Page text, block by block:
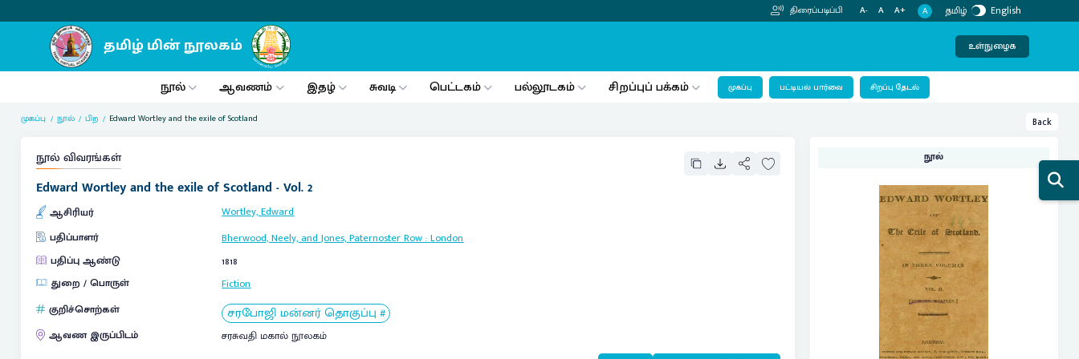
திரைப்படிப்பி A- A A+ A தமிழ் English
உள்நுழைக
நூல் ஆவணம் இதழ் சுவடி பெட்டகம் பல்லூடகம் சிறப்புப் பக்கம் முகப்பு பட்டியல் பார்வை சிறப்பு தேடல்
முகப்பு நூல் பிற Edward Wortley and the exile of Scotland Back
நூல் விவரங்கள்
Edward Wortley and the exile of Scotland - Vol. 2
ஆசிரியர்
Wortley, Edward
பதிப்பாளர்
Bherwood, Neely, and Jones, Paternoster Row:London
பதிப்பு ஆண்டு
1818
துறை / பொருள்
Fiction
குறிச்சொற்கள்
சரபோஜி மன்னர் தொகுப்பு #
ஆவண இருப்பிடம் சரசுவதி மகால் நூலகம்
நூல்